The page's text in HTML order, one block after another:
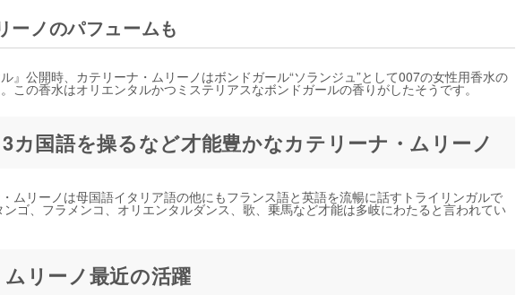
ーノのパフュームも
』公開時、カテリーナ・ムリーノはボンドガール“ソランジュ”として007の女性用香水の
この香水はオリエンタルかつミステリアスなボンドガールの香りがしたそうです。
カ国語を操るなど才能豊かなカテリーナ・ムリーノ
ムリーノは母国語イタリア語の他にもフランス語と英語を流暢に話すトライリンガルで
ゴ、フラメンコ、オリエンタルダンス、歌、乗馬など才能は多岐にわたると言われてい
リーノ最近の活躍